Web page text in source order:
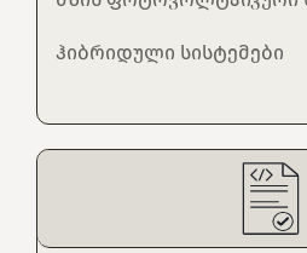
ჰიბრიდული სისტემები